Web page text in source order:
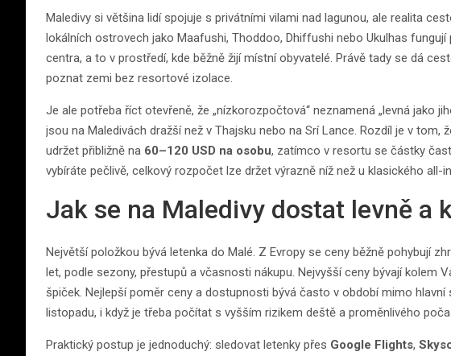
Maledivy si většina lidí spojuje s privátními vilami nad lagunou, ale realita
lokálních ostrovech jako Maafushi, Thoddoo, Dhiffushi nebo Ukulhas fungují
centra, a to v prostředí, kde běžně žijí místní obyvatelé. Právě tady se dá
poznat zemi bez resortové izolace.
Je ale potřeba říct otevřeně, že „nízkorozpočtová“ neznamená „levná jako
jsou na Maledivách dražší než v Thajsku nebo na Srí Lance. Rozdíl je v
udržet přibližně na 60–120 USD na osobu, zatímco v resortu se částky
vybíráte pečlivě, celkový rozpočet lze držet výrazně níž než u klasického all-
Jak se na Maledivy dostat levně a
Největší položkou bývá letenka do Malé. Z Evropy se ceny běžně pohybují
let, podle sezony, přestupů a včasnosti nákupu. Nejvyšší ceny bývají kolem
špiček. Nejlepší poměr ceny a dostupnosti bývá často v období mimo hlavní
listopadu, i když je třeba počítat s vyšším rizikem deště a proměnlivého
Praktický postup je jednoduchý: sledovat letenky přes Google Flights,